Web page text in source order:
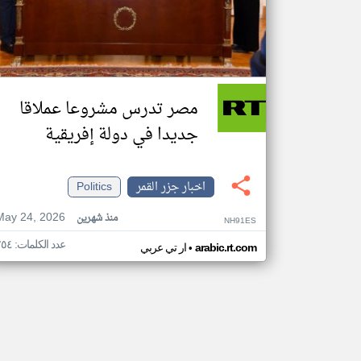
مصر تدرس مشروعا عملاقا
جديدا في دولة إفريقية
اخبار جزر القمر
Politics
24, 2026
منذ شهرين NH91ES
ار تي عربي• arabic.rt.com عدد الكلمات: ٢٥٤